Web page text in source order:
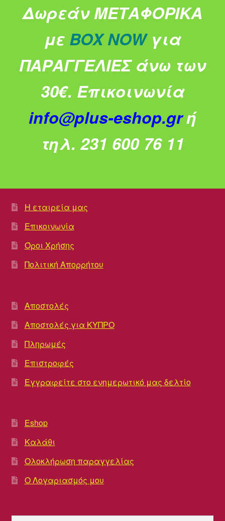
Δωρεάν ΜΕΤΑΦΟΡΙΚΑ
με BOX NOW για
ΠΑΡΑΓΓΕΛΙΕΣ άνω των
30€. Επικοινωνία
info@plus-eshop.grή
τηλ. 231 600 76 11
Η εταιρεία μας
Επικοινωνία
Όροι Χρήσης
Πολιτική Απορρήτου
Αποστολές
Αποστολές για ΚΥΠΡΟ
Πληρωμές
Επιστροφές
Εγγραφείτε στο ενημερωτικό μας δελτίο
Eshop
Καλάθι
Ολοκλήρωση παραγγελίας
Ο Λογαριασμός μου